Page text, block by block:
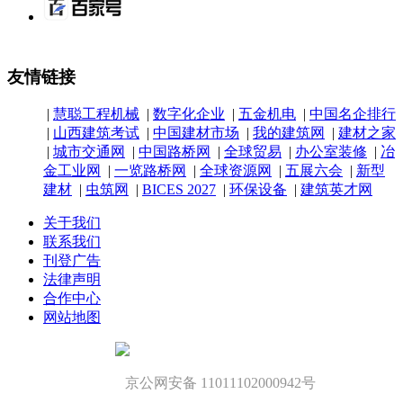
友情链接
| 慧聪工程机械 | 数字化企业 | 五金机电 | 中国名企排行
| 山西建筑考试 | 中国建材市场 | 我的建筑网 | 建材之家
| 城市交通网 | 中国路桥网 | 全球贸易 | 办公室装修 | 冶
金工业网
| 一览路桥网 | 全球资源网 | 五展六会 | 新型
建材 | 虫筑网 | BICES 2027 | 环保设备 | 建筑英才网
关于我们
联系我们
刊登广告
法律声明
合作中心
网站地图
京公网安备 11011102000942号